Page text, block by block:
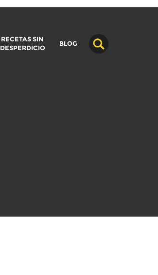
RECETAS SIN
DESPERDICIO
BLOG